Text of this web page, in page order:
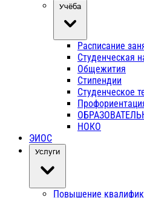
Учёба
Расписание
Студенческая
Общежития
Стипендии
Студенческое
НОКО
ЭИОС
Услуги
Повышение